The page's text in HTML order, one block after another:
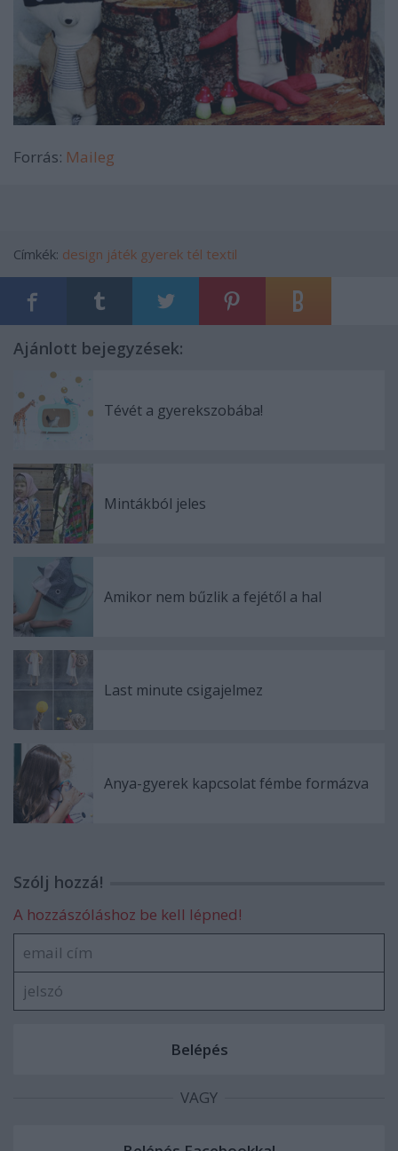
Forrás: Maileg
Címkék: design játék gyerek tél textil
Ajánlott bejegyzések:
Tévét a gyerekszobába!
Mintákból jeles
Amikor nem bűzlik a fejétől a hal
Last minute csigajelmez
Anya-gyerek kapcsolat fémbe formázva
Szólj hozzá!
A hozzászóláshoz be kell lépned!
VAGY